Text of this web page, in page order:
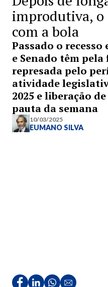
improdutiva, o
com a bola
Passado o recesso
e Senado têm
represada pelo
atividade
2025 e liberação
pauta da semana
10/03/2025
EUMANO SILVA